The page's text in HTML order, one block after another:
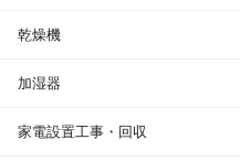
乾燥機
加湿器
家電設置工事・回収